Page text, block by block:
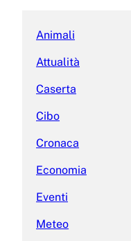
Animali
Attualità
Caserta
Cibo
Cronaca
Economia
Eventi
Meteo